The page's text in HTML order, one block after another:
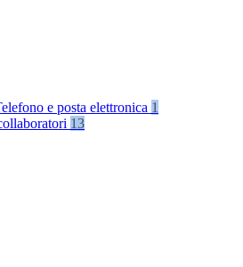
e posta elettronica 1
13